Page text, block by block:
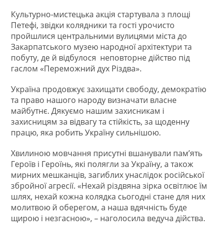
Культурно-мистецька акція стартувала з площі
Петефі, звідки колядники та гості урочисто
пройшлися центральними вулицями міста до
Закарпатського музею народної архітектури та
побуту, де й відбулося неповторне дійство під
гаслом «Переможний дух Різдва».
Україна продовжує захищати свободу, демократію
та право нашого народу визначати власне
майбутнє. Дякуємо нашим захисникам і
захисницям за відвагу та стійкість, за щоденну
працю, яка робить Україну сильнішою.
Хвилиною мовчання присутні вшанували пам’ять
Героїв і Героїнь, які полягли за Україну, а також
мирних мешканців, загиблих унаслідок російської
збройної агресії. «Нехай різдвяна зірка освітлює їм
шлях, нехай кожна колядка сьогодні стане для них
молитвою й оберегом, а наша вдячність буде
щирою і незгасною», – наголосила ведуча дійства.